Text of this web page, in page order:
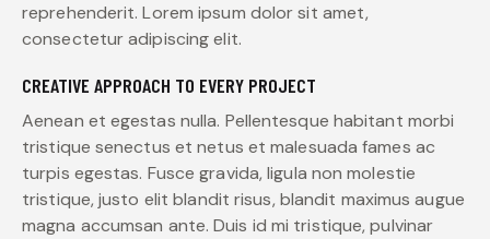
reprehenderit. Lorem ipsum dolor sit amet,
consectetur adipiscing elit.
CREATIVE APPROACH TO EVERY PROJECT
Aenean et egestas nulla. Pellentesque habitant morbi
tristique senectus et netus et malesuada fames ac
turpis egestas. Fusce gravida, ligula non molestie
tristique, justo elit blandit risus, blandit maximus augue
magna accumsan ante. Duis id mi tristique, pulvinar